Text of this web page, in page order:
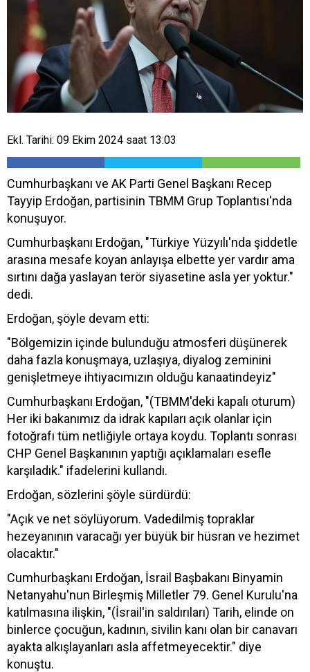
Ekl. Tarihi: 09 Ekim 2024 saat 13:03
Cumhurbaşkanı ve AK Parti Genel Başkanı Recep
Tayyip Erdoğan, partisinin TBMM Grup Toplantısı'nda
konuşuyor.
Cumhurbaşkanı Erdoğan, "Türkiye Yüzyılı'nda şiddetle
arasına mesafe koyan anlayışa elbette yer vardır ama
sırtını dağa yaslayan terör siyasetine asla yer yoktur."
dedi.
Erdoğan, şöyle devam etti:
"Bölgemizin içinde bulunduğu atmosferi düşünerek
daha fazla konuşmaya, uzlaşıya, diyalog zeminini
genişletmeye ihtiyacımızın olduğu kanaatindeyiz"
Cumhurbaşkanı Erdoğan, "(TBMM'deki kapalı oturum)
Her iki bakanımız da idrak kapıları açık olanlar için
fotoğrafı tüm netliğiyle ortaya koydu. Toplantı sonrası
CHP Genel Başkanının yaptığı açıklamaları esefle
karşıladık." ifadelerini kullandı.
Erdoğan, sözlerini şöyle sürdürdü:
"Açık ve net söylüyorum. Vadedilmiş topraklar
hezeyanının varacağı yer büyük bir hüsran ve hezimet
olacaktır."
Cumhurbaşkanı Erdoğan, İsrail Başbakanı Binyamin
Netanyahu'nun Birleşmiş Milletler 79. Genel Kurulu'na
katılmasına ilişkin, "(İsrail'in saldırıları) Tarih, elinde on
binlerce çocuğun, kadının, sivilin kanı olan bir canavarı
ayakta alkışlayanları asla affetmeyecektir." diye
konuştu.